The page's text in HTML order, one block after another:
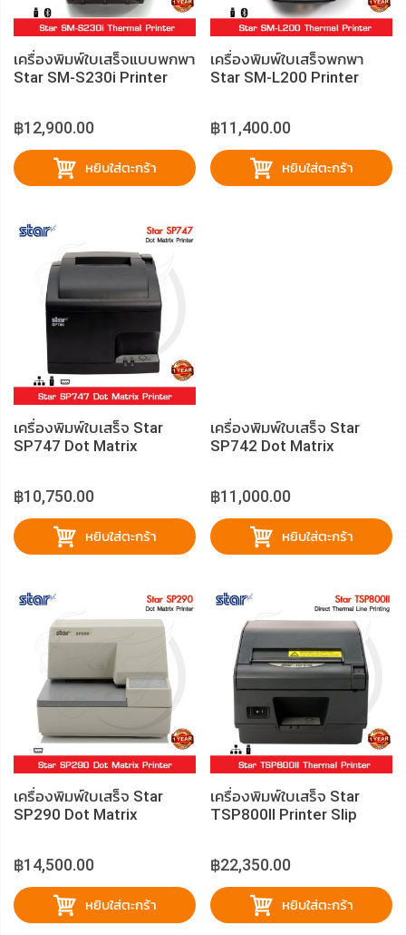
เครื่องพิมพ์ใบเสร็จแบบพกพา
Star SM-S230i Printer
฿12,900.00
หยิบใส่ตะกร้า
เครื่องพิมพ์ใบเสร็จพกพา
Star SM-L200 Printer
฿11,400.00
หยิบใส่ตะกร้า
เครื่องพิมพ์ใบเสร็จ Star
SP747 Dot Matrix
฿10,750.00
หยิบใส่ตะกร้า
เครื่องพิมพ์ใบเสร็จ Star
SP742 Dot Matrix
฿11,000.00
หยิบใส่ตะกร้า
เครื่องพิมพ์ใบเสร็จ Star
SP290 Dot Matrix
฿14,500.00
หยิบใส่ตะกร้า
เครื่องพิมพ์ใบเสร็จ Star
TSP800II Printer Slip
฿22,350.00
หยิบใส่ตะกร้า